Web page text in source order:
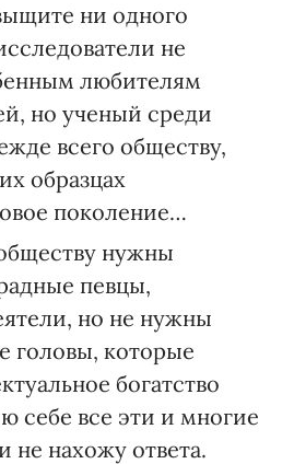
ни одного
не
любителям
но ученый среди
всего обществу,
образцах
поколение…
нужны
певцы,
но не нужны
головы, которые
богатство
себе все эти и многие
не нахожу ответа.